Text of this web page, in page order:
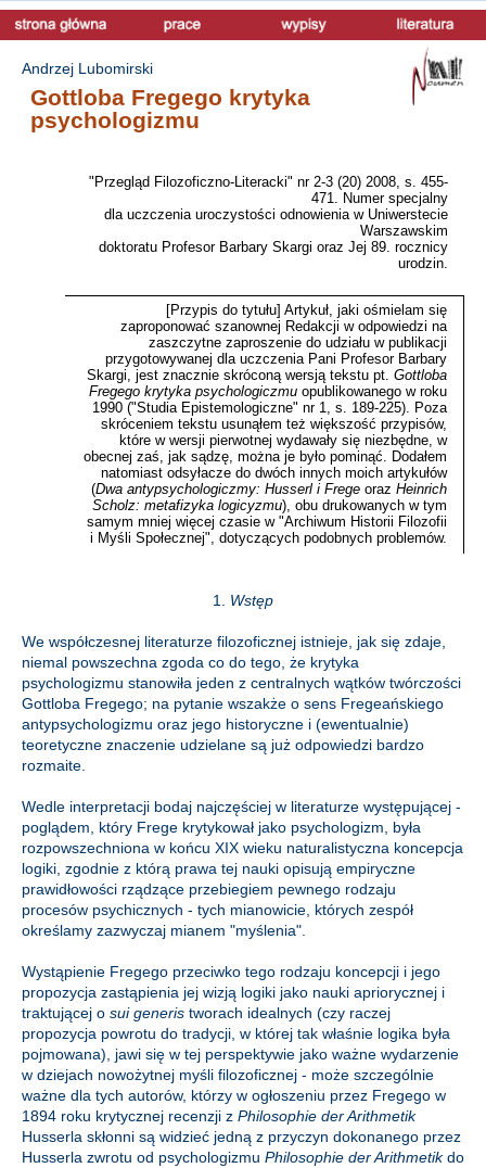
Andrzej Lubomirski
Gottloba Fregego krytyka
psychologizmu
"Przegląd Filozoficzno-Literacki" nr 2-3 (20) 2008, s. 455-
471. Numer specjalny
dla uczczenia uroczystości odnowienia w Uniwerstecie
Warszawskim
doktoratu Profesor Barbary Skargi oraz Jej 89. rocznicy
urodzin.
[Przypis do tytułu] Artykuł, jaki ośmielam się
zaproponować szanownej Redakcji w odpowiedzi na
zaszczytne zaproszenie do udziału w publikacji
przygotowywanej dla uczczenia Pani Profesor Barbary
Skargi, jest znacznie skróconą wersją tekstu pt. Gottloba
Fregego krytyka psychologiczmu opublikowanego w roku
1990 ("Studia Epistemologiczne" nr 1, s. 189-225). Poza
skróceniem tekstu usunąłem też większość przypisów,
które w wersji pierwotnej wydawały się niezbędne, w
obecnej zaś, jak sądzę, można je było pominąć. Dodałem
natomiast odsyłacze do dwóch innych moich artykułów
(Dwa antypsychologiczmy: Husserl i Frege oraz Heinrich
Scholz: metafizyka logicyzmu), obu drukowanych w tym
samym mniej więcej czasie w "Archiwum Historii Filozofii
i Myśli Społecznej", dotyczących podobnych problemów.
1. Wstęp
We współczesnej literaturze filozoficznej istnieje, jak się zdaje,
niemal powszechna zgoda co do tego, że krytyka
psychologizmu stanowiła jeden z centralnych wątków twórczości
Gottloba Fregego; na pytanie wszakże o sens Fregeańskiego
antypsychologizmu oraz jego historyczne i (ewentualnie)
teoretyczne znaczenie udzielane są już odpowiedzi bardzo
rozmaite.
Wedle interpretacji bodaj najczęściej w literaturze występującej -
poglądem, który Frege krytykował jako psychologizm, była
rozpowszechniona w końcu XIX wieku naturalistyczna koncepcja
logiki, zgodnie z którą prawa tej nauki opisują empiryczne
prawidłowości rządzące przebiegiem pewnego rodzaju
procesów psychicznych - tych mianowicie, których zespół
określamy zazwyczaj mianem "myślenia".
Wystąpienie Fregego przeciwko tego rodzaju koncepcji i jego
propozycja zastąpienia jej wizją logiki jako nauki apriorycznej i
traktującej o sui generis tworach idealnych (czy raczej
propozycja powrotu do tradycji, w której tak właśnie logika była
pojmowana), jawi się w tej perspektywie jako ważne wydarzenie
w dziejach nowożytnej myśli filozoficznej - może szczególnie
ważne dla tych autorów, którzy w ogłoszeniu przez Fregego w
1894 roku krytycznej recenzji z Philosophie der Arithmetik
Husserla skłonni są widzieć jedną z przyczyn dokonanego przez
Husserla zwrotu od psychologizmu Philosophie der Arithmetikdo